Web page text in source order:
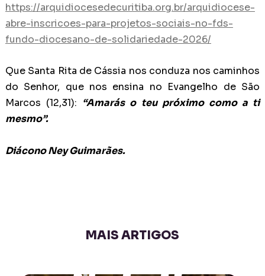
https://arquidiocesedecuritiba.org.br/arquidiocese-
abre-inscricoes-para-projetos-sociais-no-fds-
fundo-diocesano-de-solidariedade-2026/
Que Santa Rita de Cássia nos conduza nos caminhos
do Senhor, que nos ensina no Evangelho de São
Marcos (12,31): “Amarás o teu próximo como a ti
mesmo”.
Diácono Ney Guimarães.
MAIS ARTIGOS